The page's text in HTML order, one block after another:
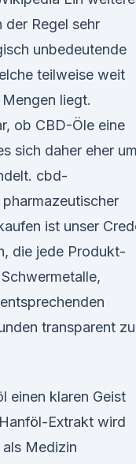
der Regel sehr
unbedeutende
teilweise weit
liegt.
ob CBD-Öle eine
sich daher eher
cbd-
ist unser
die jede Produkt-
transparent
einen klaren Geist
Extrakt wird
Medizin